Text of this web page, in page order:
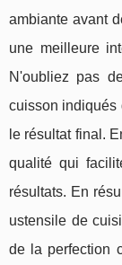
ambiante avant
une meilleure
N'oubliez pas
cuisson indiqués
le résultat final.
qualité qui
résultats. En
ustensile de
de la perfection